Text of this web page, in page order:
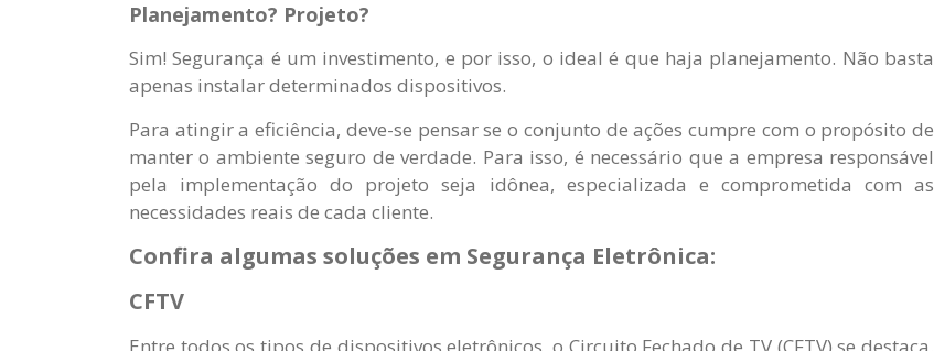
Planejamento? Projeto?
Sim! Segurança é um investimento, e por isso, o ideal é que haja planejamento. Não basta
apenas instalar determinados dispositivos.
Para atingir a eficiência, deve-se pensar se o conjunto de ações cumpre com o propósito de
manter o ambiente seguro de verdade. Para isso, é necessário que a empresa responsável
pela implementação do projeto seja idônea, especializada e comprometida com as
necessidades reais de cada cliente.
Confira algumas soluções em Segurança Eletrônica:
CFTV